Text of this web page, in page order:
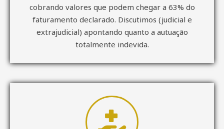
cobrando valores que podem chegar a 63% do
faturamento declarado. Discutimos (judicial e
extrajudicial) apontando quanto a autuação
totalmente indevida.